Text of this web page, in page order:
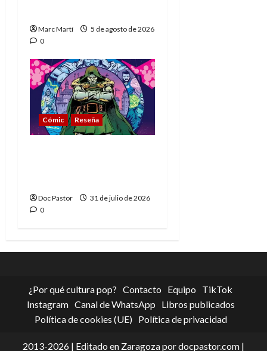
Marc Martí
5 de agosto de 2026
0
Cómic Reseña
Doc Pastor
31 de julio de 2026
0
¿Por qué cultura pop? Contacto Equipo
TikTok
Instagram Canal de WhatsApp
Libros publicados
Política de cookies (UE)
Política de privacidad
2013-2026 | Editado en Zaragoza por docpastor.com |